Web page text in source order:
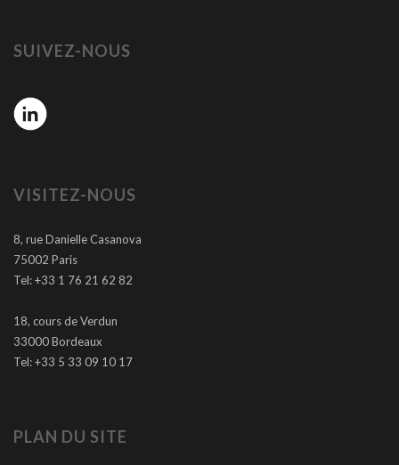
SUIVEZ-NOUS
VISITEZ-NOUS
8, rue Danielle Casanova
75002 Paris
Tel: +33 1 76 21 62 82
18, cours de Verdun
33000 Bordeaux
Tel: +33 5 33 09 10 17
PLAN DU SITE